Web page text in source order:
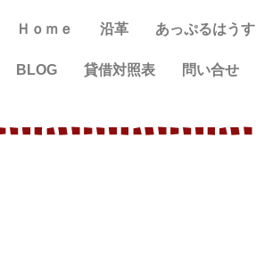
Ｈｏｍｅ 沿革 あっぷるはうす
BLOG 貸借対照表 問い合せ